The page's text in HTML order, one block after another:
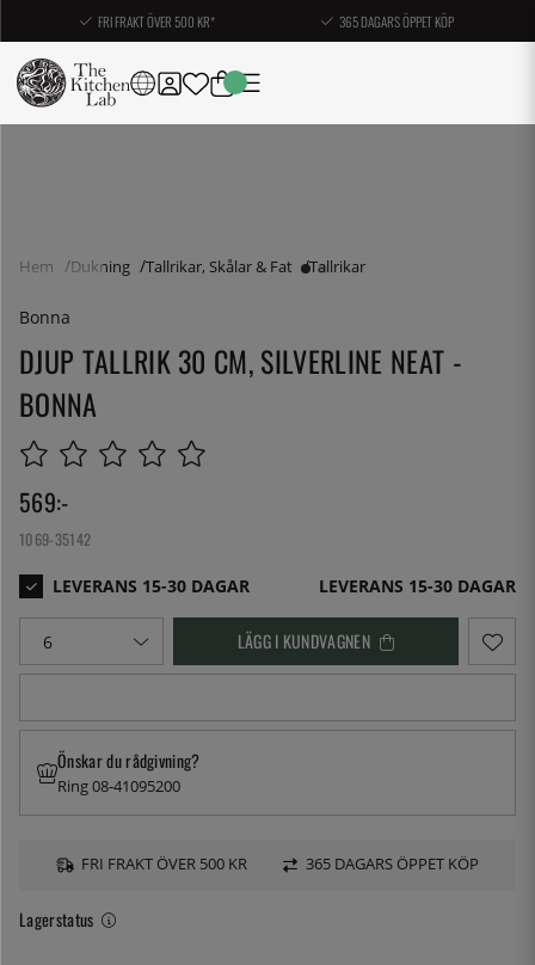
FRI FRAKT ÖVER 500 KR* 365 DAGARS ÖPPET KÖP
Hem Dukning Tallrikar, Skålar & Fat Tallrikar
Bonna
DJUP TALLRIK 30 CM, SILVERLINE NEAT -
BONNA
569:-
1069-35142
LEVERANS 15-30 DAGAR
LÄGG I KUNDVAGNEN
Lagerstatus
Önskar du rådgivning?
Ring 08-41095200
FRI FRAKT ÖVER 500 KR 365 DAGARS ÖPPET KÖP